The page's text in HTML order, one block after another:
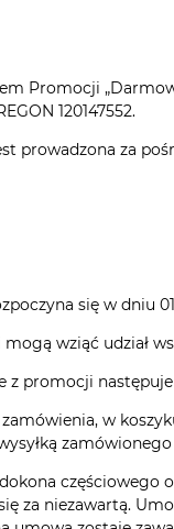
Promocji
120147552.
prowadzona za
się w dniu
wziąć udział
z promocji
zamówienia, w
częściowego
za niezawartą.